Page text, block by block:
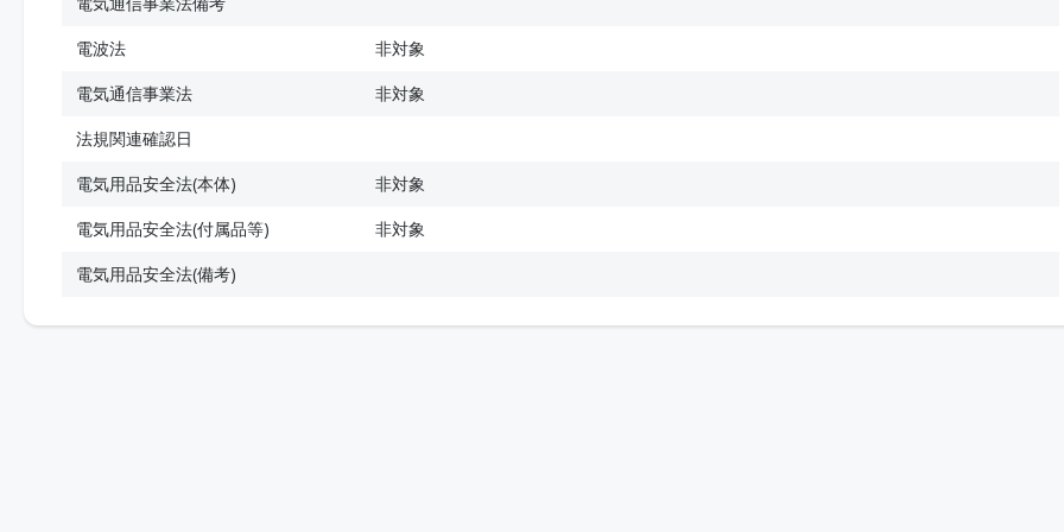
電波法
非対象
電気通信事業法
非対象
法規関連確認日
電気用品安全法(本体)
非対象
電気用品安全法(付属品等)
非対象
電気用品安全法(備考)